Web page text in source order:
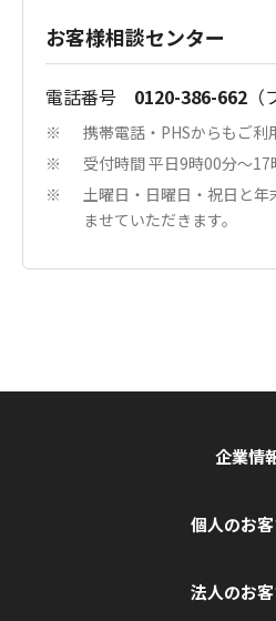
お客様相談センター
電話番号 0120-386-662
※ 携帯電話・PHSからもご利
※ 受付時間 平日9時00分〜17
※
土曜日・日曜日・祝日と
ませていただきます。
企業情
個人のお
法人のお